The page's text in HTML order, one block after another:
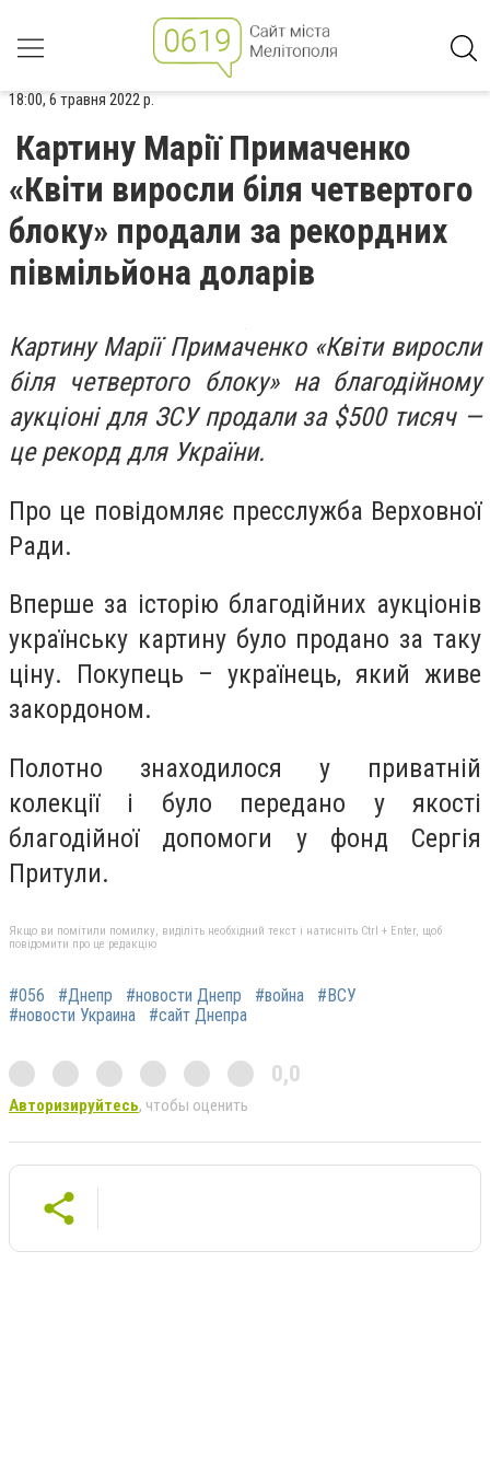
18:00, 6 травня 2022 р.
Картину Марії Примаченко
«Квіти виросли біля четвертого
блоку» продали за рекордних
півмільйона доларів
Картину Марії Примаченко «Квіти виросли
біля четвертого блоку» на благодійному
аукціоні для ЗСУ продали за $500 тисяч —
це рекорд для України.
Про це повідомляє пресслужба Верховної
Ради.
Вперше за історію благодійних аукціонів
українську картину було продано за таку
ціну. Покупець – українець, який живе
закордоном.
Полотно знаходилося у приватній
колекції і було передано у якості
благодійної допомоги у фонд Сергія
Притули.
Якщо ви помітили помилку, виділіть необхідний текст і натисніть Ctrl + Enter, щоб
повідомити про це редакцію
#056 #Днепр #новости Днепр #война
#ВСУ
#новости Украина
#сайт Днепра
0,0
Авторизируйтесь, чтобы оценить